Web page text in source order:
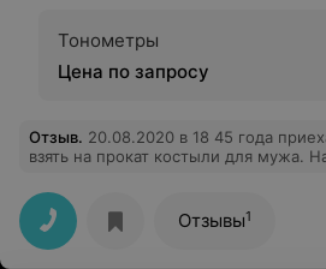
Тонометры
Цена по запросу
Отзыв. 20.08.2020 в 18 45 года
взять на прокат костыли для мужа.
день до 19 00. Таким людям все
здоровье и не должны работать в
Буду дальше писать жалобу, муж
благодаря халатности вашего
Отзывы1